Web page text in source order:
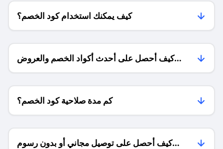
كيف يمكنك استخدام كود الخصم؟
كيف أحصل على أحدث أكواد الخصم والعروض
للمتاجر؟
كم مدة صلاحية كود الخصم؟
كيف أحصل على توصيل مجاني أو بدون رسوم